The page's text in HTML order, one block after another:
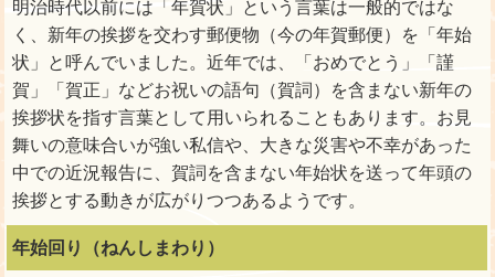
明治時代以前には「年賀状」という言葉は一般的ではな
く、新年の挨拶を交わす郵便物（今の年賀郵便）を「年始
状」と呼んでいました。近年では、「おめでとう」「謹
賀」「賀正」などお祝いの語句（賀詞）を含まない新年の
挨拶状を指す言葉として用いられることもあります。お見
舞いの意味合いが強い私信や、大きな災害や不幸があった
中での近況報告に、賀詞を含まない年始状を送って年頭の
挨拶とする動きが広がりつつあるようです。
年始回り（ねんしまわり）